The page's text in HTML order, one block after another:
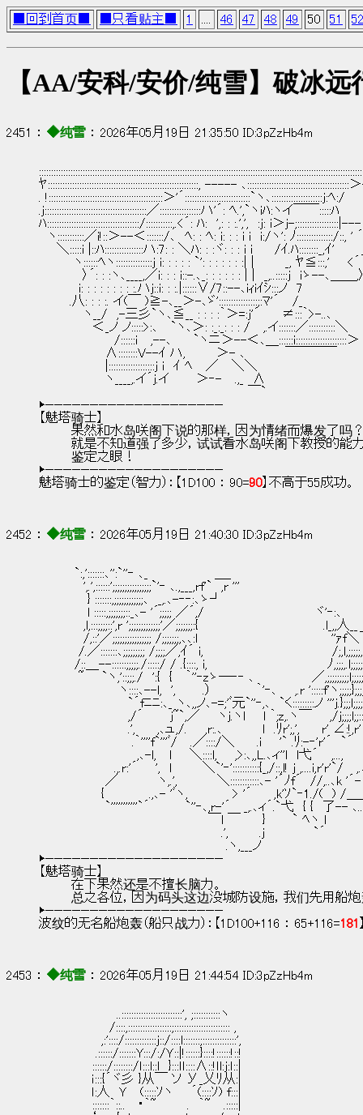
■回到首页■ ■只看贴主■ 1 46 47 48 49 50 51
【AA/安科/安价/纯雪】破冰远
2451 ： ◆纯雪 ： 2026年05月19日 21:35:50 ID:3pZzHb4m
ﾔ::::::::::::::::::::::::::::::::::::::::::::::::::::::::::::::, ----- ､
. !:::::::::::::::::::::::::::::::::::::::::::::::＞'´:::::::::::::::::::::::::::`ヽ､:::::::::::::::::::::j:ﾍ:/
.j::::::::::::::::::::::::::::::::::::::::::／:::::::::::::::::ハ'´: ﾍ.',`ヽiﾊ:ヽイ￣￣:::::ﾊ
ﾊ::::::::::::::::::::::::::::::::::::::/:::::::::::,.<´: ﾊ:　',: : :.',',　:j: i＞j-
ヽ:::::::::::／i!::＞--＜:::::::/､　ﾍ: : ﾍ: i: : : i i　i:/ヽ': ﾉ:::::::::::::::/::, '
＼:::::i |::ﾊ::::::::::::::::ハ:7: : ＼ﾊ: : :ヾ: : : i i　　 /ｲ.ﾊ::::::::_,ｲ'　　　
ヽ::::::ﾍヽ:::::::::::::::j i: : : : : `': : : : : : :| |　　　 _, ﾔ≦:::,'　　<´
〉´: : :ヽ､____,／i: : : i::-.､_: : : : : : | |　_,..:::::j　iゝ--､＿＿,
i: : : : : : : : :.ハj::i: : :.|::::::∨/7::--､iｨiｲｼ:::ノ　7
.八: : : :. イ(￣ )≧-､__＞-､ゞ'::::::::::::::::;:ﾏ'´　 /_
ヽ__/　,-三彡`ヽ､≦__ : : : :｀＞=:j'´　　 ≠:::｀>-..､
＜_ノ ノ:::::>:､　 `ヽ､＞: :_:_: : : /　 ,.イ:::::::／:::::::::::＼
/::::::i　 ,--､　　 `ヽニ＞--＜､＿::::::i:::::::::::::::::::::＞
∧::::::::V--ｲ ハ,　　　 ＞- ､　　　　 ￣￣￣￣
|:::::::::::::::::::j i　ｲ ﾍ　 ／　 ＼＼
ヽ____,.イ´j.イ　　　＞‐-　 .,_　∧
￣`
▶————————————————————
【魅塔骑士】
果然和水岛咲阁下说的那样，因为情绪而爆发了吗
就是不知道强了多少，试试看水岛咲阁下教授的能
        鉴定之眼！
▶————————————————————
魅塔骑士的鉴定（智力）：【1D100 ： 90=90】不高于55成功。
2452 ： ◆纯雪 ： 2026年05月19日 21:40:30 ID:3pZzHb4m
`:,':::::::､'':`''‐ ､_　　　　　　　 ＿_
',.',::::::';;;;;;;;;;;;;;;;`'‐ ､.,___,rf'`　,r '''
} :::::::,;;;;;;;;;;;;､　_,.､-‐‐:､ゝ┘
l :::::,;;;;;;;::_､- '´;;;;; ／´,/　　　　　　　　　　　　 ヾ'‐:､
,l,:::;;;;::',r ';;;;;;;;;;;;;'／;;;;;;;:{　　　　　　　　　　　　　　.l_,,人__　
/,::'／;;;;;;;;;;;;;;;; /;;;;;;;,､､:l　　　　　　　　　　　　　　　''ｧf＼
/.／:::::::､;;;;;;;;; /;;;;／,ｲ´ i,　　　　　　　　　　　　　　 /;,l,;;;;;,
/::＿--::::::;;;;;./:::::/ / .{::::, i,　　　　　　　　　　　　　 ﾉ
~　　`ヽ,'::;;;./　':{　{　 ｀''‐zゝ─‐‐ ､　　　　　　 ／
ヽ::::､--l,　',　　　.）　　　　　｀'‐､　　,.r ':::::f'ヽ
`´fﾆﾆ:､_ ヽ､,,ノ､-=;'ﾞ元`''‐,､　`く:::::::::ノ
,/´　　　j~`,／　　ヽj.ヽl　　l ｀;z,.ヽ￣　　,/
.', 　　,､ュ,/.　　,r:.､　　　　 l　.ﾘr';,',　　 r'
.｀''''f`'''ﾞ/　 .／::::/＼　　 .i　　'` .ﾘ:-‐'r'´　`´　　　
,､-l,　 l　　＼::::l,　　,>:､,,L.､ィ''l　l弋´　 ,...,　　　
.,.r:'´　　',　l　　　 ＼`'‐':::::::::::{_,/::,l! j ,....i,r'r'`/　 ,.､-
／　　　　 ヽ,.',　　　　 ＼::::::::::::､- '´ﾉf´　//,..､k '´- '´
{　　　　　.,､- 'ﾞヽ,　　　　　> '´　　 ,k'ｿ`‐1./(　) /＿_　
`'''''''''''`´　　　　`''‐､,r-'´　 _,.､ィ´.`弋　{ {　了-- ､..,
￣l ￣　　 }　　　` ﾍヽ l　　　　 ｀`
.',　　　 .j　　　　　 `´
.ヽ,___ノ
▶————————————————————
【魅塔骑士】
        在下果然还是不擅长脑力。
总之各位，因为码头这边没城防设施，我们先用船
▶————————————————————
波纹的无名船炮轰（船只战力）：【1D100+116 ： 65+116=181
2453 ： ◆纯雪 ： 2026年05月19日 21:44:54 ID:3pZzHb4m
..:::::::::::::::::::::::::', ;:::::::::::ヽ
/::::,::::::::::::::::::;::::::::::::::::::::::: ,
,:'::::/:::::::::::::j::/::::l:::::::;::::::::::::::',
.::::::/:::::::Y:::/:/Ｙ::|!::::::}::::!::::::!::!
::::::/::::::::/ｌ:::l::l　}:::ｌｌ::::∧::!ｌl:j:ｌ::|
ｉ:::{´ヾ彡 }从￣ ソ У_乂ﾘ从:|
ｌ:人　Ｙ 　(:::::ｿヽ　　´(::::ｿ) f:::|
:::::::｀::.. 　･｀~　　　 .　｀~ 　.:::::|